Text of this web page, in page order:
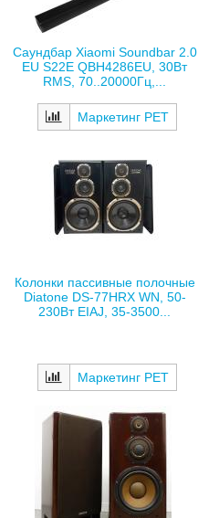
Саундбар Xiaomi Soundbar 2.0
EU S22E QBH4286EU, 30Вт
RMS, 70..20000Гц,...
Маркетинг РЕТ
Колонки пассивные полочные
Diatone DS‑77НRX WN, 50-
230Вт EIAJ, 35-3500...
Маркетинг РЕТ